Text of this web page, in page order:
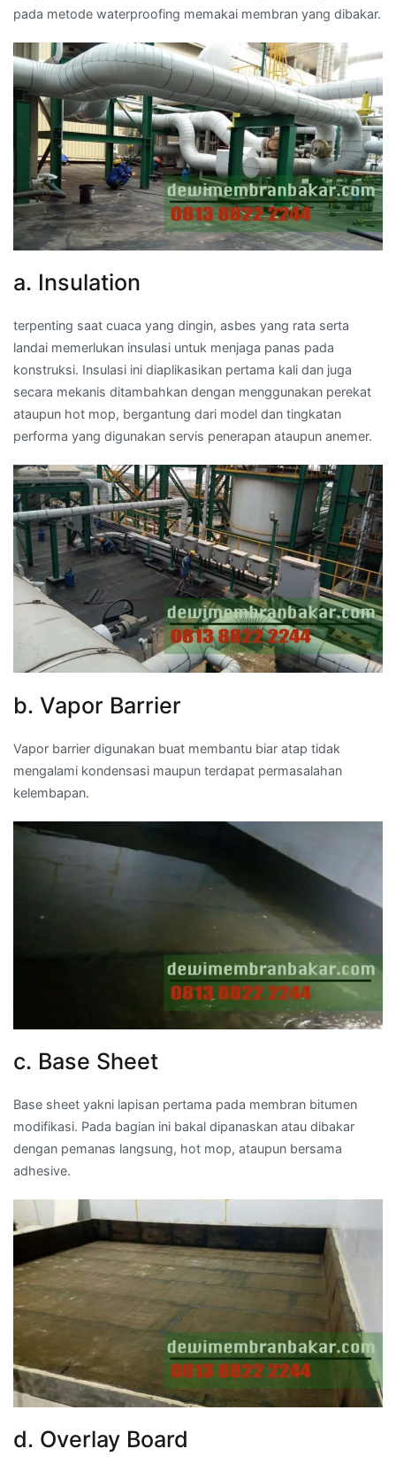
pada metode waterproofing memakai membran yang dibakar.
a. Insulation
terpenting saat cuaca yang dingin, asbes yang rata serta
landai memerlukan insulasi untuk menjaga panas pada
konstruksi. Insulasi ini diaplikasikan pertama kali dan juga
secara mekanis ditambahkan dengan menggunakan perekat
ataupun hot mop, bergantung dari model dan tingkatan
performa yang digunakan servis penerapan ataupun anemer.
b. Vapor Barrier
Vapor barrier digunakan buat membantu biar atap tidak
mengalami kondensasi maupun terdapat permasalahan
kelembapan.
c. Base Sheet
Base sheet yakni lapisan pertama pada membran bitumen
modifikasi. Pada bagian ini bakal dipanaskan atau dibakar
dengan pemanas langsung, hot mop, ataupun bersama
adhesive.
d. Overlay Board